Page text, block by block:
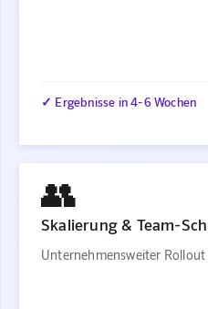
✓ Ergebnisse in 4-6 Wochen
👥
Skalierung & Team-
Unternehmensweiter